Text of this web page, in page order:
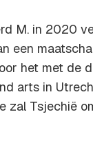
M. in 2020
een
het met de
arts in
zal Tsjechië